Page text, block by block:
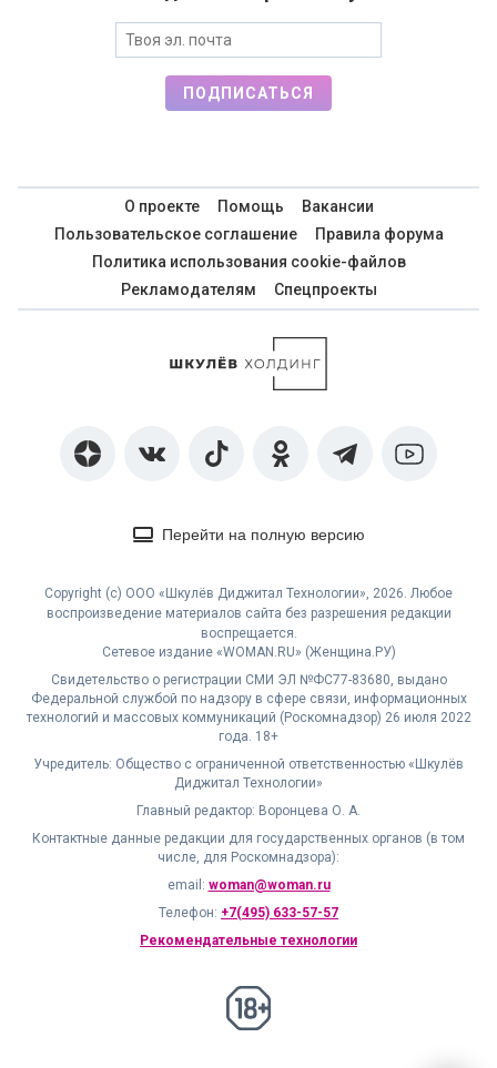
ПОДПИСАТЬСЯ
О проекте Помощь
Вакансии
Пользовательское соглашение
Правила форума
Политика использования cookie-файлов
Рекламодателям
Спецпроекты
Перейти на полную версию
Copyright (с) ООО «Шкулёв Диджитал Технологии», 2026. Любое
воспроизведение материалов сайта без разрешения редакции
воспрещается.
Сетевое издание «WOMAN.RU» (Женщина.РУ)
Свидетельство о регистрации СМИ ЭЛ №ФС77-83680, выдано
Федеральной службой по надзору в сфере связи, информационных
технологий и массовых коммуникаций (Роскомнадзор) 26 июля 2022
года. 18+
Учредитель: Общество с ограниченной ответственностью «Шкулёв
Диджитал Технологии»
Главный редактор: Воронцева О. А.
Контактные данные редакции для государственных органов (в том
числе, для Роскомнадзора):
email: woman@woman.ru
Телефон: +7(495) 633-57-57
Рекомендательные технологии
18+